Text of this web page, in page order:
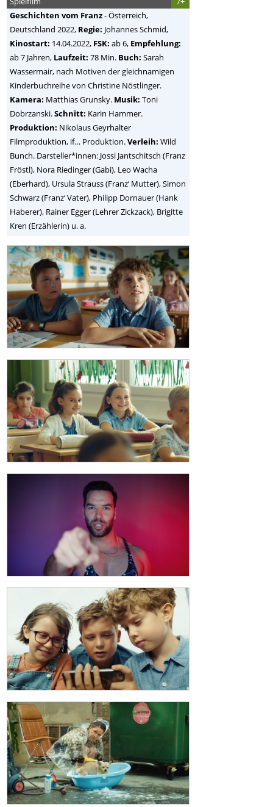
Geschichten vom Franz-Österreich,
Deutschland 2022, Regie: Johannes Schmid,
Kinostart: 14.04.2022, FSK: ab 6, Empfehlung:
ab 7 Jahren, Laufzeit: 78 Min. Buch: Sarah
Wassermair, nach Motiven der gleichnamigen
Kinderbuchreihe von Christine Nöstlinger.
Kamera: Matthias Grunsky. Musik: Toni
Dobrzanski.Schnitt: Karin Hammer.
Produktion: Nikolaus Geyrhalter
Filmproduktion, if… Produktion.Verleih: Wild
Bunch. Darsteller*innen: Jossi Jantschitsch (Franz
Fröstl), Nora Riedinger (Gabi), Leo Wacha
(Eberhard), Ursula Strauss (Franz‘ Mutter), Simon
Schwarz (Franz‘ Vater), Philipp Dornauer (Hank
Haberer), Rainer Egger (Lehrer Zickzack), Brigitte
Kren (Erzählerin) u. a.